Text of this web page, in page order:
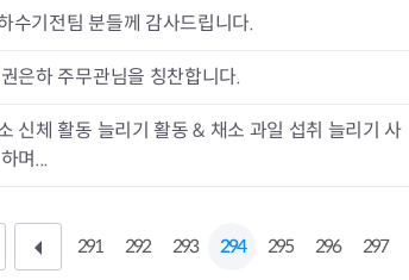
업무추진비 공개
구민감사관활동
공중화장실 찾기
수기전팀 분들께 감사드립니다.
은하 주무관님을 칭찬합니다.
신체 활동 늘리기 활동 & 채소 과일 섭취 늘리기 사
하며...
291 292 293 294 295 296 297